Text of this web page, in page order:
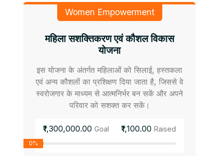
Women Empowerment
महिला सशक्तिकरण एवं कौशल विकास
योजना
इस योजना के अंतर्गत महिलाओं को सिलाई, हस्तकला
एवं अन्य कौशलों का प्रशिक्षण दिया जाता है, जिससे वे
स्वरोजगार के माध्यम से आत्मनिर्भर बन सकें और अपने
परिवार को सशक्त कर सकें।
₹1,300,000.00 Goal ₹1,100.00 Raised
0%